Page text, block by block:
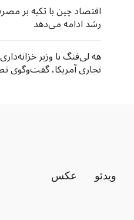
اقتصاد چین با تکیه بر
رشد ادامه می‌دهد
هه لی‌فنگ با وزیر
تجاری آمریکا، گفت‌وگوی
ویدئو عکس